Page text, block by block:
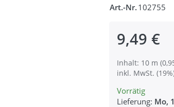
Art.-Nr. 102755
9,49 €
Inhalt: 10 m
inkl. MwSt.
Vorrätig
Lieferung: Mo,